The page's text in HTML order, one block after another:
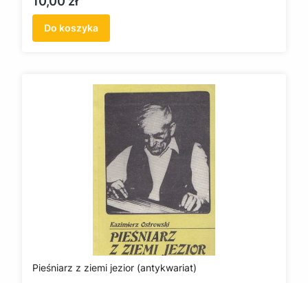
Do koszyka
Pieśniarz z ziemi jezior (antykwariat)